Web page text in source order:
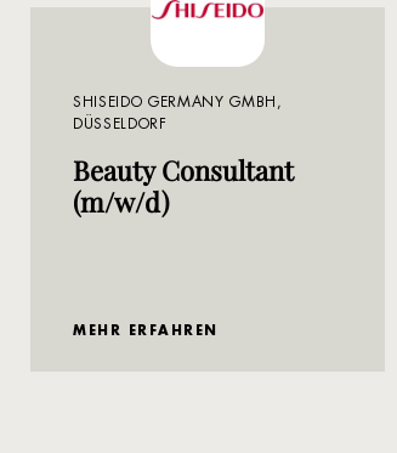
SHISEIDO GERMANY GMBH,
DÜSSELDORF
Beauty Consultant
(m/w/d)
MEHR ERFAHREN